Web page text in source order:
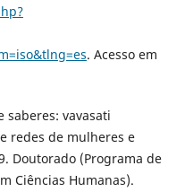
. Acesso em
saberes: vavasati
redes de mulheres e
Doutorado (Programa de
Ciências Humanas).